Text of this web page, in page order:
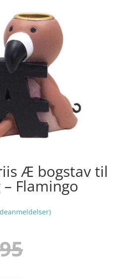
Æ bogstav til
Flamingo